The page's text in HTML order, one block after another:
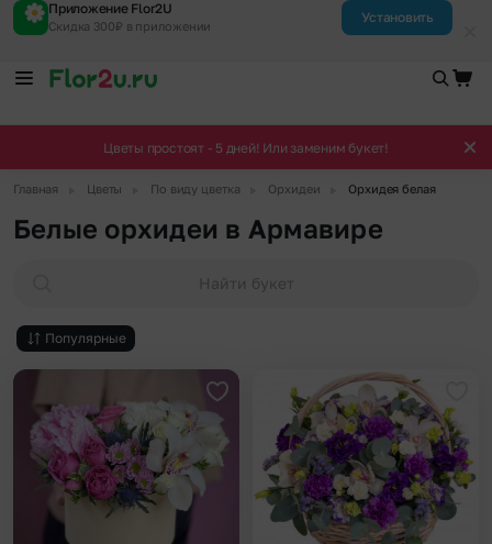
Приложение Flor2U
Скидка 300₽ в приложении
Установить
Цветы простоят - 5 дней! Или заменим букет!
Главная Цветы По виду цветка Орхидеи Орхидея белая
Белые орхидеи в Армавире
Найти букет
Популярные
Добавить в избранное